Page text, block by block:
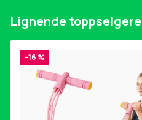
Lignende toppselgere
-16 %